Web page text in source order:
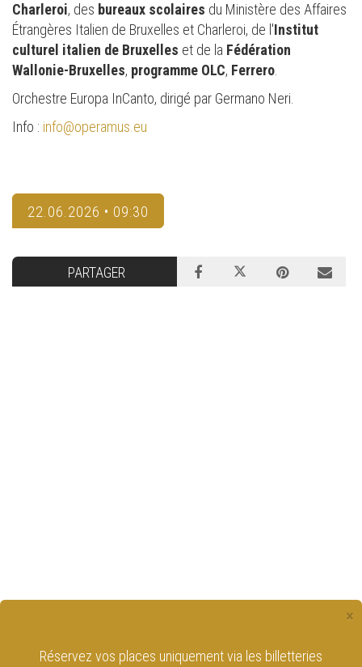
Charleroi, des bureaux scolaires du Ministère des Affaires
Étrangères Italien de Bruxelles et Charleroi, de l'Institut
culturel italien de Bruxelles et de la Fédération
Wallonie-Bruxelles, programme OLC, Ferrero.
Orchestre Europa InCanto, dirigé par Germano Neri.
Info : info@operamus.eu
22.06.2026 • 09:30
PARTAGER
×
Réservez vos places uniquement via les billetteries